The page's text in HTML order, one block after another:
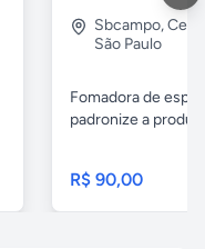
Sbcampo,
São Paulo
Fomadora de
padronize a
R$ 90,00